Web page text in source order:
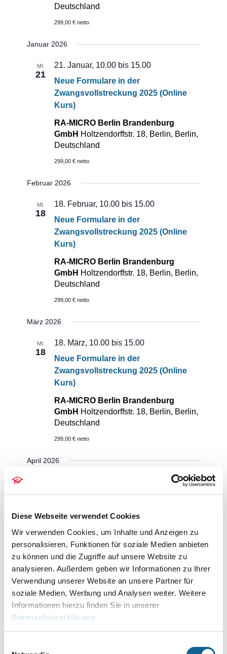
Diese Webseite verwendet Cookies
Wir verwenden Cookies, um Inhalte und Anzeigen zu
personalisieren, Funktionen für soziale Medien anbieten
zu können und die Zugriffe auf unsere Website zu
analysieren. Außerdem geben wir Informationen zu Ihrer
Verwendung unserer Website an unsere Partner für
soziale Medien, Werbung und Analysen weiter. Weitere
Informationen hierzu finden Sie in unserer
Datenschutzerklärung.
Impressum
Deutschland
299,00 € netto
Januar 2026
MI.
21
Neue Formulare in der
Zwangsvollstreckung 2025 (Online
Kurs)
21. Januar, 10.00 bis 15.00
RA-MICRO Berlin Brandenburg
GmbH Holtzendorffstr. 18, Berlin, Berlin,
Deutschland
299,00 € netto
Februar 2026
MI.
18
Neue Formulare in der
Zwangsvollstreckung 2025 (Online
Kurs)
18. Februar, 10.00 bis 15.00
RA-MICRO Berlin Brandenburg
GmbH Holtzendorffstr. 18, Berlin, Berlin,
Deutschland
299,00 € netto
März 2026
MI.
18
Neue Formulare in der
Zwangsvollstreckung 2025 (Online
Kurs)
18. März, 10.00 bis 15.00
RA-MICRO Berlin Brandenburg
GmbH Holtzendorffstr. 18, Berlin, Berlin,
Deutschland
299,00 € netto
April 2026
ZV-Grundlagen: Teil 1 – Anlage eines
MO.
13
ZV-Grundlagen: Teil 2 – Einführung in
das E-Mahnverfahren 📜
13. April, 10.00 bis10.45
Online Akademie , Deutschland